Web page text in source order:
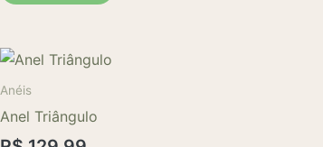
Anéis
Anel Triângulo